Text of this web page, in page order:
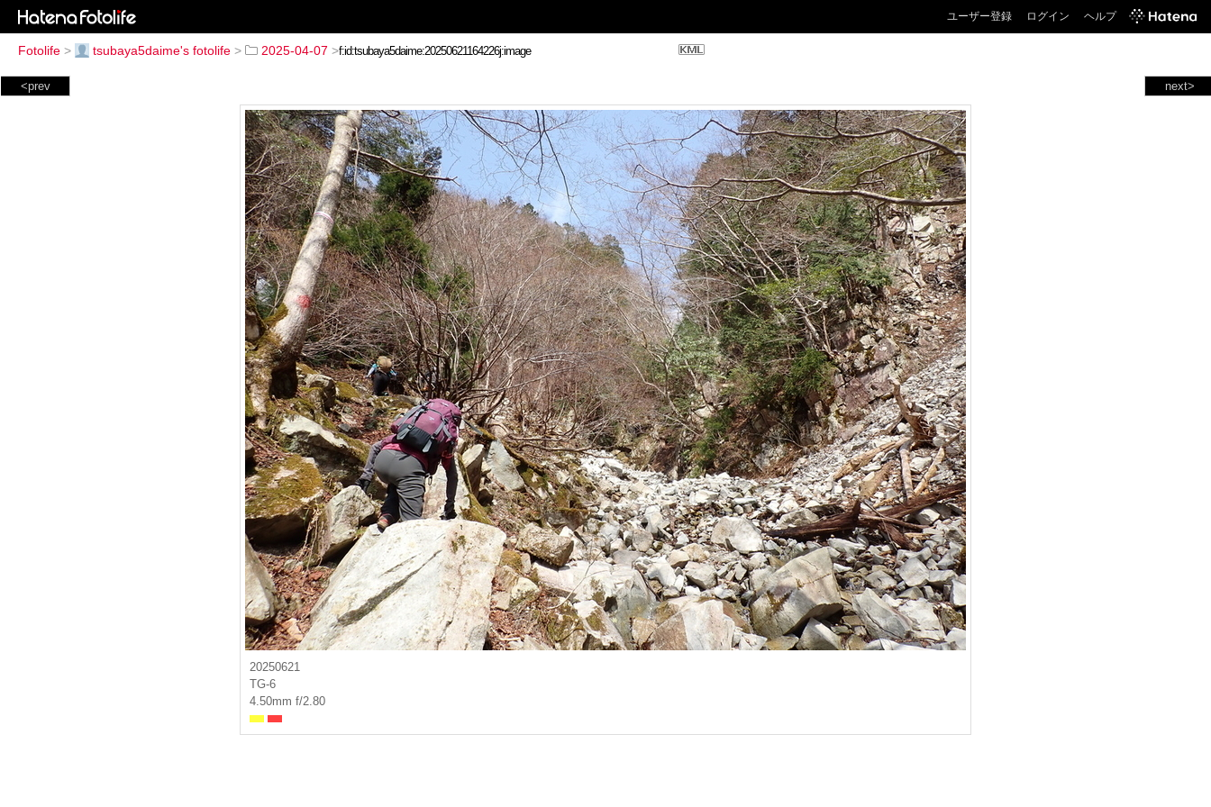
ユーザー登録 ログイン ヘルプ
Fotolife > tsubaya5daime's fotolife > 2025-04-07 >
next>
<prev
20250621
TG-6
4.50mm f/2.80